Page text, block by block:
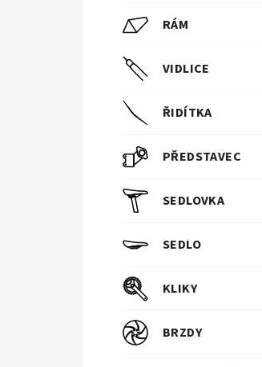
RÁM
VIDLICE
ŘIDÍTKA
PŘEDSTAVEC
SEDLOVKA
SEDLO
KLIKY
BRZDY